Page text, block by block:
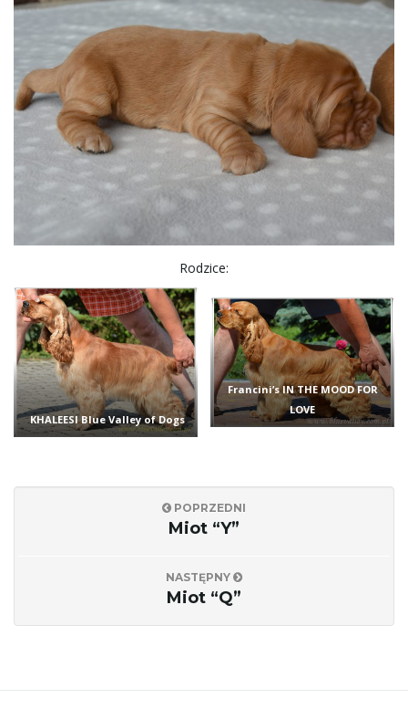
Rodzice:
KHALEESI Blue Valley of Dogs
Francini’s IN THE MOOD FOR
LOVE
POPRZEDNI
Miot “Y”
NASTĘPNY
Miot “Q”